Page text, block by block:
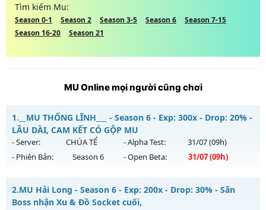
Tìm kiếm Mu:
Season 0-1 Season 2 Season 3-5 Season 6
Season 7-15
Season 16-20
Season 21
MU Online mọi người cũng chơi
1. __MU THỐNG LĨNH___ - Season 6 - Exp: 300x - Drop: 20% -
LÂU DÀI, CAM KẾT CÓ GỘP MU
- Server: CHÚA TỂ - Alpha Test: 31/07(09h)
- Phiên Bản:
Season 6 - Open Beta: 31/07(09h)
__MU THỐNG LĨNH___ - LÂU DÀI, CAM KẾT CÓ GỘP MU
Mu mới ra tháng 07 2026 - Mở máy chủ
2.MU Hải Long - Season 6 - Exp: 200x - Drop: 30% - Săn
Boss nhận Xu & Đồ Socket cuối,